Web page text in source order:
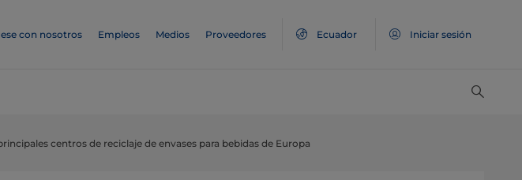
con nosotros Empleos Medios Proveedores Ecuador Iniciar sesión
centros de reciclaje de envases para bebidas de Europa